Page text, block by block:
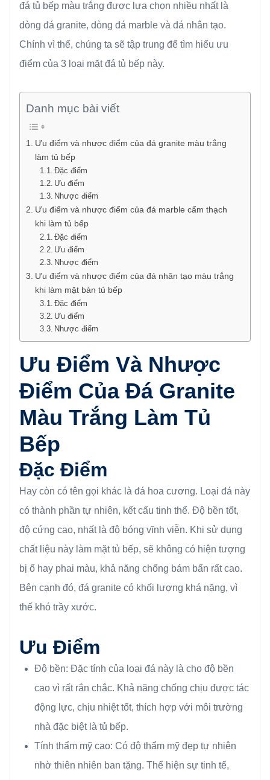
đá tủ bếp màu trắng được lựa chọn nhiều nhất là
dòng đá granite, dòng đá marble và đá nhân tạo.
Chính vì thế, chúng ta sẽ tập trung để tìm hiểu ưu
điểm của 3 loại mặt đá tủ bếp này.
Danh mục bài viết
Ưu điểm và nhược điểm của đá granite màu trắng
làm tủ bếp
Đặc điểm
Ưu điểm
Nhược điểm
Ưu điểm và nhược điểm của đá marble cẩm thạch
khi làm tủ bếp
Đặc điểm
Ưu điểm
Nhược điểm
Ưu điểm và nhược điểm của đá nhân tạo màu trắng
khi làm mặt bàn tủ bếp
Đặc điểm
Ưu điểm
Nhược điểm
Ưu Điểm Và Nhược
Điểm Của Đá Granite
Màu Trắng Làm Tủ
Bếp
Đặc Điểm
Hay còn có tên gọi khác là đá hoa cương. Loại đá này
có thành phần tự nhiên, kết cấu tinh thể. Độ bền tốt,
độ cứng cao, nhất là độ bóng vĩnh viễn. Khi sử dụng
chất liệu này làm mặt tủ bếp, sẽ không có hiện tượng
bị ố hay phai màu, khả năng chống bám bẩn rất cao.
Bên cạnh đó, đá granite có khối lượng khá nặng, vì
thế khó trầy xước.
Ưu Điểm
Độ bền: Đặc tính của loại đá này là cho độ bền
cao vì rất rắn chắc. Khả năng chống chịu được tác
động lực, chịu nhiệt tốt, thích hợp với môi trường
nhà đặc biệt là tủ bếp.
Tính thẩm mỹ cao: Có độ thẩm mỹ đẹp tự nhiên
nhờ thiên nhiên ban tặng. Thể hiện sự tinh tế,